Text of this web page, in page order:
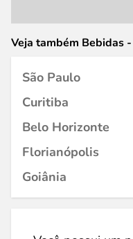
Veja também Bebidas
São Paulo
Curitiba
Belo Horizonte
Florianópolis
Goiânia